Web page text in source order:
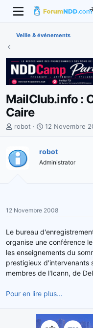
Veille & événements
MailClub.info :
Caire
I
t
i
r
e
l
a
d
i
c
robot
D
e
d
u
12 Novembre
robot
Administrator
12 Novembre 2008
Le bureau
organise une conférence
les enseignements du
prestigieux d'intervenants
membres de l'Icann, de
Pour en lire plus...